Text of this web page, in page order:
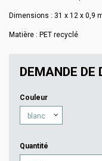
Dimensions : 31 x 12 x 0,9
Matière : PET recyclé
DEMANDE DE
Couleur
Quantité